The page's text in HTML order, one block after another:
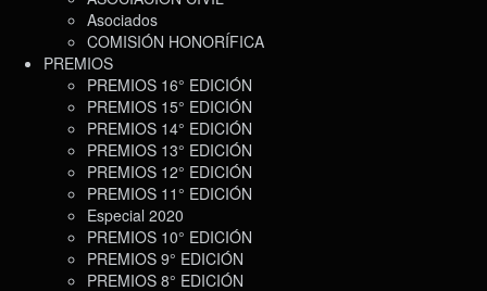
Asociados
COMISIÓN HONORÍFICA
PREMIOS
PREMIOS 16° EDICIÓN
PREMIOS 15° EDICIÓN
PREMIOS 14° EDICIÓN
PREMIOS 13° EDICIÓN
PREMIOS 12° EDICIÓN
PREMIOS 11° EDICIÓN
Especial 2020
PREMIOS 10° EDICIÓN
PREMIOS 9° EDICIÓN
PREMIOS 8° EDICIÓN